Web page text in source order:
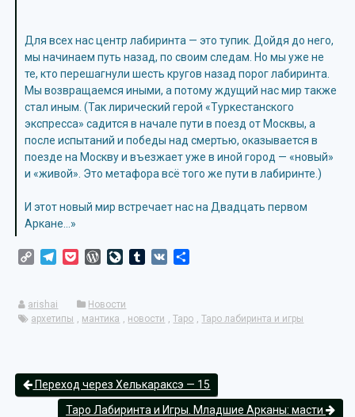
Для всех нас центр лабиринта — это тупик. Дойдя до него,
мы начинаем путь назад, по своим следам. Но мы уже не
те, кто перешагнули шесть кругов назад порог лабиринта.
Мы возвращаемся иными, а потому ждущий нас мир также
стал иным. (Так лирический герой «Туркестанского
экспресса» садится в начале пути в поезд от Москвы, а
после испытаний и победы над смертью, оказывается в
поезде на Москву и въезжает уже в иной город — «новый»
и «живой». Это метафора всё того же пути в лабиринте.)
И этот новый мир встречает нас на Двадцать первом
Аркане…»
Copy TelegramPocketWordPress
LiveJournal
Tumblr
VK
arishai
Новости
архетипы , мантика , новости ,Таро ,Таро лабиринта и игры
Переход через Хелькараксэ — 15
Таро Лабиринта и Игры. Младшие Арканы: масти